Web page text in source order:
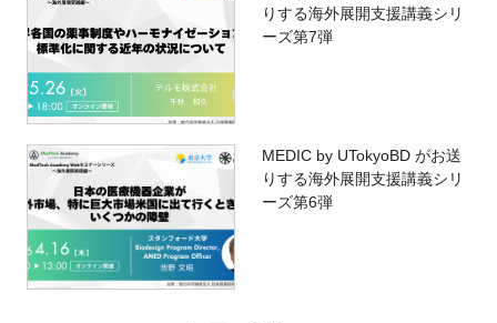
りする海外展開支援講義シリ
ーズ第7弾
MEDIC by UTokyoBD がお送
りする海外展開支援講義シリ
ーズ第6弾